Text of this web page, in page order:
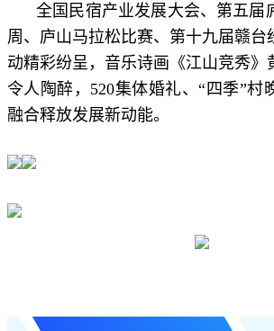
全国民宿产业发展大会、第五届
周、庐山马拉松比赛、第十九届赣台
动精彩纷呈，音乐诗画《江山竞秀》
令人陶醉，520集体婚礼、“四季”村
融合释放发展新动能。